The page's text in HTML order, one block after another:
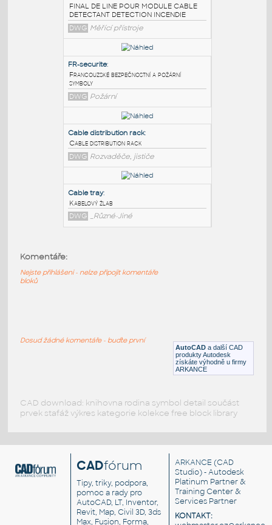
PODOBNÉ BLOKY:
DI - Final Line cable detectant
FINAL DE LINE POUR MODULE CABLE
DETECTANT DETECTION INCENDIE
DWG Měřící přístroje
FR-securite:
Francouzské bezpečnostní a požární
symboly
DWG
Požární
Cable distribution rack
Kabelový žlab
AutoCAD a další CAD
produkty Autodesk
získáte výhodně u firmy
ARKANCE
Komentáře:
Nejste přihlášeni - nelze připojit komentáře
bloků
Dosud žádné komentáře - buďte první
CAD download: knihovna rodina symbol detail součást
prvek stafáž výkres kategorie kolekce free block library
CADfórum
Tipy, triky, podpora,
pomoc a rady pro
AutoCAD, LT, Inventor,
Revit, Map, Civil 3D, 3ds
Max, Fusion, Forma,
ARKANCE (CAD
Studio) - Autodesk
Platinum Partner &
Training Center &
Services Partner
KONTAKT: